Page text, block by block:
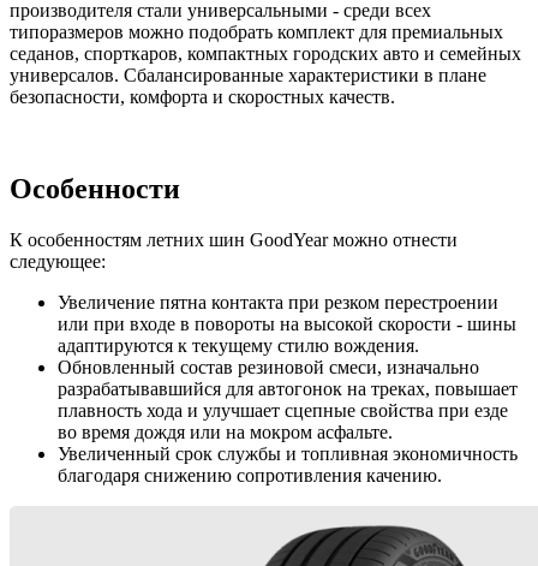
производителя стали универсальными - среди всех
типоразмеров можно подобрать комплект для премиальных
седанов, спорткаров, компактных городских авто и семейных
универсалов. Сбалансированные характеристики в плане
безопасности, комфорта и скоростных качеств.
Особенности
К особенностям летних шин GoodYear можно отнести
следующее:
Увеличение пятна контакта при резком перестроении
или при входе в повороты на высокой скорости - шины
адаптируются к текущему стилю вождения.
Обновленный состав резиновой смеси, изначально
разрабатывавшийся для автогонок на треках, повышает
плавность хода и улучшает сцепные свойства при езде
во время дождя или на мокром асфальте.
Увеличенный срок службы и топливная экономичность
благодаря снижению сопротивления качению.